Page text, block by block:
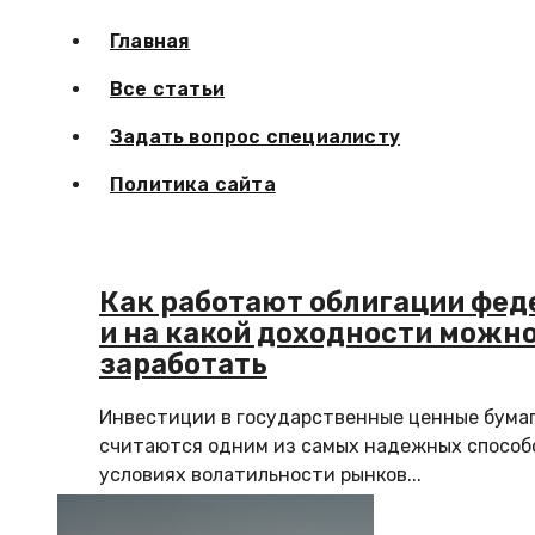
Главная
Все статьи
Задать вопрос специалисту
Политика сайта
Как работают облигации
и на какой доходности
заработать
Инвестиции в государственные ценные
считаются одним из самых надежных
условиях волатильности рынков...